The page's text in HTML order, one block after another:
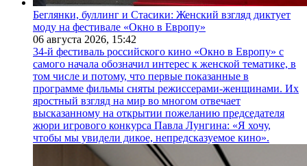
Беглянки, буллинг и Стасики: Женский взгляд диктует
моду на фестивале «Окно в Европу»
06 августа 2026, 15:42
34-й фестиваль российского кино «Окно в Европу» с
самого начала обозначил интерес к женской тематике, в
том числе и потому, что первые показанные в
программе фильмы сняты режиссерами-женщинами. Их
яростный взгляд на мир во многом отвечает
высказанному на открытии пожеланию председателя
жюри игрового конкурса Павла Лунгина: «Я хочу,
чтобы мы увидели дикое, непредсказуемое кино».